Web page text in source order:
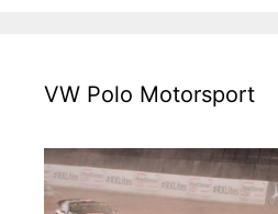
VW Polo Motorsport